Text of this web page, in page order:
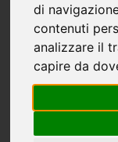
di
contenuti
analizzare il
capire da